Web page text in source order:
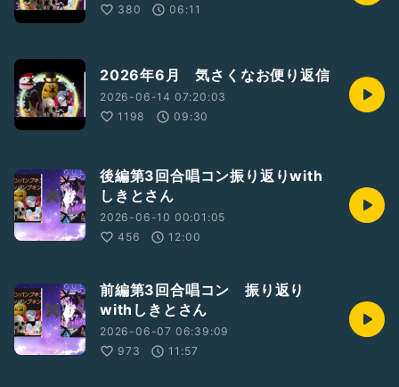
380
06:11
2026年6月 気さくなお便り返信
2026-06-14 07:20:03
1198
09:30
後編第3回合唱コン振り返りwith
しきとさん
2026-06-10 00:01:05
456
12:00
前編第3回合唱コン 振り返り
withしきとさん
2026-06-07 06:39:09
973
11:57